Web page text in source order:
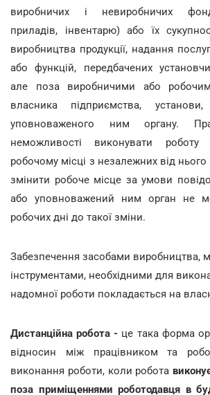
виробничих і невиробничих
приладів, інвентарю) або їх
виробництва продукції, надання
або функцій, передбачених
але поза виробничими або
власника підприємства, установи,
уповноваженого ним органу.
неможливості виконувати
робочому місці з незалежних від
змінити робоче місце за умови
або уповноважений ним орган не
робочих дні до такої зміни.
Забезпечення засобами виробництва,
інструментами, необхідними для
надомної роботи покладається на
Дистанційна робота - це така форма
відносин між працівником та
виконання роботи, коли робота
поза приміщеннями роботодавця в